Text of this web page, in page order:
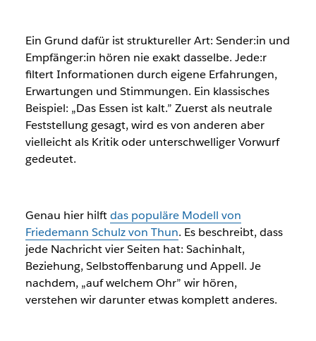
Ein Grund dafür ist struktureller Art: Sender:in und
Empfänger:in hören nie exakt dasselbe. Jede:r
filtert Informationen durch eigene Erfahrungen,
Erwartungen und Stimmungen. Ein klassisches
Beispiel: „Das Essen ist kalt.” Zuerst als neutrale
Feststellung gesagt, wird es von anderen aber
vielleicht als Kritik oder unterschwelliger Vorwurf
gedeutet.
Genau hier hilftdas populäre Modell von
Friedemann Schulz von Thun. Es beschreibt, dass
jede Nachricht vier Seiten hat: Sachinhalt,
Beziehung, Selbstoffenbarung und Appell. Je
nachdem, „auf welchem Ohr” wir hören,
verstehen wir darunter etwas komplett anderes.